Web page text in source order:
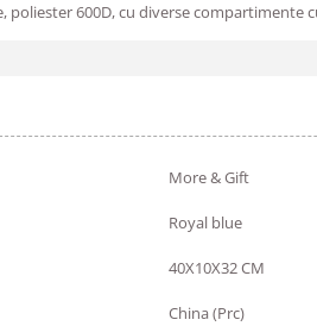
600D, cu diverse compartimente
More & Gift
Royal blue
40X10X32 CM
China (Prc)